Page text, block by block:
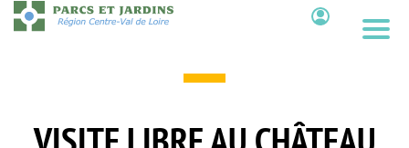
Aller
au